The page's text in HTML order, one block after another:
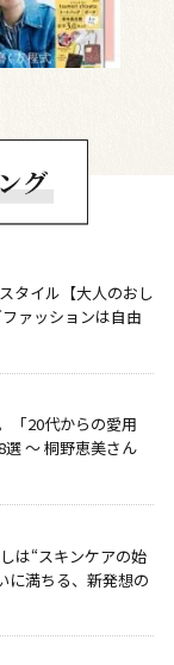
タイル【大人のおし
ァッションは自由
「20代からの愛用
～ 桐野恵美さん
は“スキンケアの始
に満ちる、新発想の